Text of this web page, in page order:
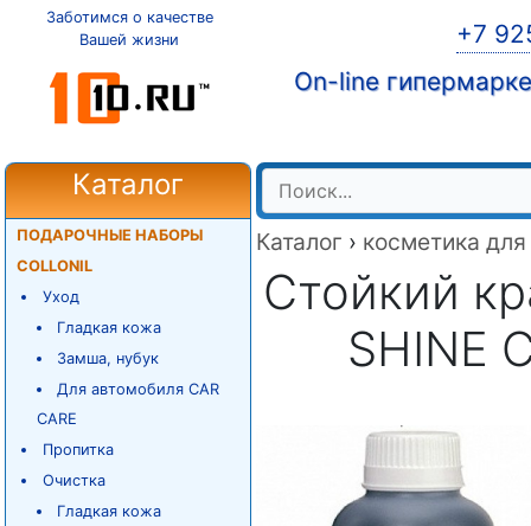
Заботимся о качестве
Вашей жизни
+7
On-line
Каталог
ПОДАРОЧНЫЕ НАБОРЫ
COLLONIL
Уход
Гладкая кожа
Замша, нубук
Для автомобиля CAR
CARE
Пропитка
Очистка
Гладкая кожа
Каталог › косметика
Стойкий
SHINE